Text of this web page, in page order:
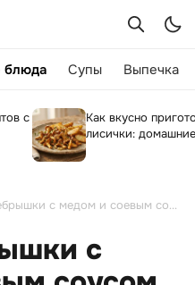
блюда Супы Выпечка
с
Как вкусно
лисички:
Свиные ребрышки с медом и соевым соусом в духовке – рецепт пошагово
с